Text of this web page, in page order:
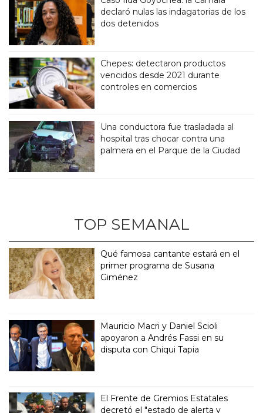
declaró nulas las indagatorias de los
dos detenidos
Chepes: detectaron productos
vencidos desde 2021 durante
controles en comercios
Una conductora fue trasladada al
hospital tras chocar contra una
palmera en el Parque de la Ciudad
TOP SEMANAL
Qué famosa cantante estará en el
primer programa de Susana
Giménez
Mauricio Macri y Daniel Scioli
apoyaron a Andrés Fassi en su
disputa con Chiqui Tapia
El Frente de Gremios Estatales
decretó el "estado de alerta y